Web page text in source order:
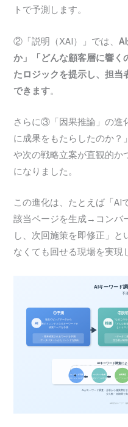
トで予測します。
②「説明（XAI）」では、
か」「どんな顧客層に響く
たロジックを提示し、担当
できます。
さらに③「因果推論」の進
に成果をもたらしたのか？
や次の戦略立案が直観的か
になりました。
この進化は、たとえば「
該当ページを生成→コンバ
し、次回施策を即修正」
なくても回せる現場を実現